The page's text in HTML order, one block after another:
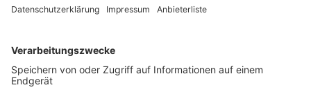
DEINE GEMERKTEN ARTIKEL